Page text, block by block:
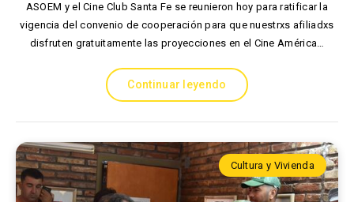
ASOEM y el Cine Club Santa Fe se reunieron hoy para ratificar la
vigencia del convenio de cooperación para que nuestrxs afiliadxs
disfruten gratuitamente las proyecciones en el Cine América…
Continuar leyendo
Cultura y Vivienda